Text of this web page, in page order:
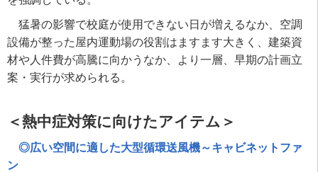
猛暑の影響で校庭が使用できない日が増えるなか、空調
設備が整った屋内運動場の役割はますます大きく、建築資
材や人件費が高騰に向かうなか、より一層、早期の計画立
案・実行が求められる。
＜熱中症対策に向けたアイテム＞
◎広い空間に適した大型循環送風機～キャビネットファ
ン